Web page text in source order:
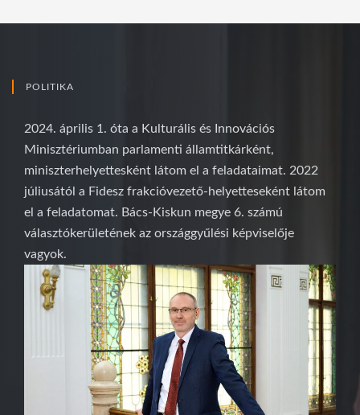
POLITIKA
2024. április 1. óta a Kulturális és Innovációs
Minisztériumban parlamenti államtitkárként,
miniszterhelyettesként látom el a feladataimat. 2022
júliusától a Fidesz frakcióvezető-helyetteseként látom
el a feladatomat. Bács-Kiskun megye 6. számú
választókerületének az országgyűlési képviselője
vagyok.